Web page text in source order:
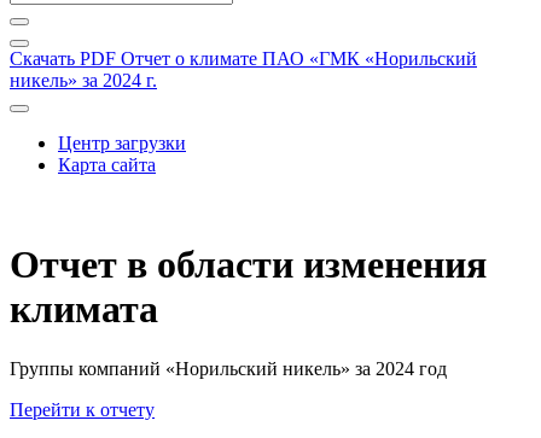
Скачать PDF Отчет о климате ПАО «ГМК «Норильский
никель» за 2024 г.
Центр загрузки
Карта сайта
Отчет в области изменения
климата
Группы компаний «Норильский никель» за 2024 год
Перейти к отчету